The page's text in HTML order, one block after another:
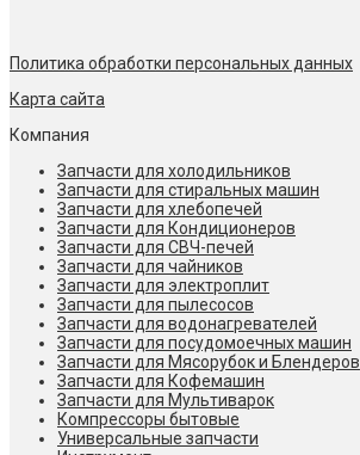
Политика обработки персональных данных
Карта сайта
Компания
Запчасти для холодильников
Запчасти для стиральных машин
Запчасти для хлебопечей
Запчасти для Кондиционеров
Запчасти для СВЧ-печей
Запчасти для чайников
Запчасти для электроплит
Запчасти для пылесосов
Запчасти для водонагревателей
Запчасти для посудомоечных машин
Запчасти для Мясорубок и Блендеров
Запчасти для Кофемашин
Запчасти для Мультиварок
Компрессоры бытовые
Универсальные запчасти